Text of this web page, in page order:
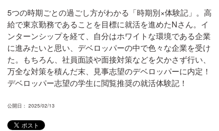
5つの時期ごとの過ごし方がわかる「時期別×体験記」。高
給で東京勤務であることを目標に就活を進めたNさん。イ
ンターンシップを経て、自分はホワイトな環境である企業
に進みたいと思い、デベロッパーの中で色々な企業を受け
た。もちろん、社員面談や面接対策などを欠かさず行い、
万全な対策を積んだ末、見事志望のデベロッパーに内定！
デベロッパー志望の学生に閲覧推奨の就活体験記！
公開日： 2025/02/13